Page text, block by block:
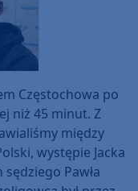
Częstochowa po
niż 45 minut. Z
między
występie Jacka
Pawła